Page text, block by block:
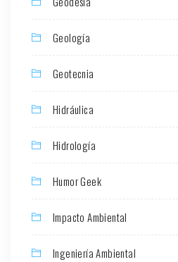
Geología
Geotecnia
Hidráulica
Hidrología
Humor Geek
Impacto Ambiental
Ingeniería Ambiental